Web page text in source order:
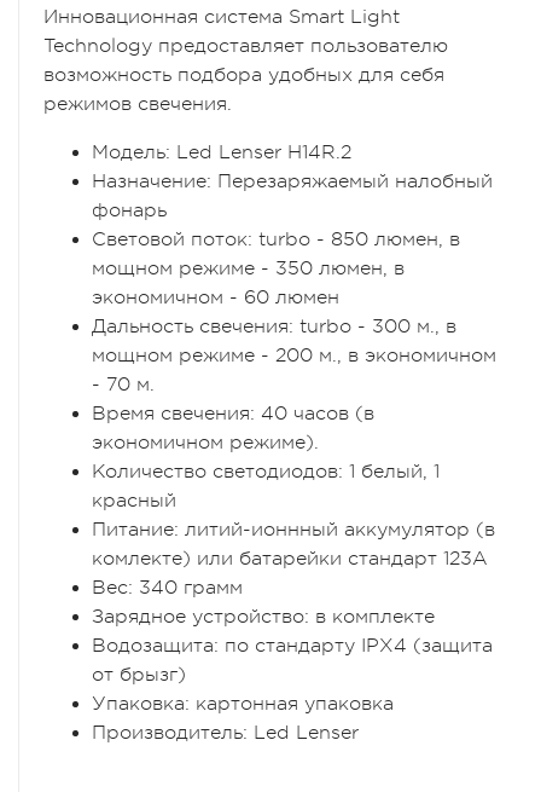
Инновационная система Smart Light
Technology предоставляет пользователю
возможность подбора удобных для себя
режимов свечения.
Модель: Led Lenser H14R.2
Назначение: Перезаряжаемый налобный
фонарь
Световой поток: turbo - 850 люмен, в
мощном режиме - 350 люмен, в
экономичном - 60 люмен
Дальность свечения: turbo - 300 м., в
мощном режиме - 200 м., в экономичном
- 70 м.
Время свечения: 40 часов (в
экономичном режиме).
Количество светодиодов: 1 белый, 1
красный
Питание: литий-ионнный аккумулятор (в
комлекте) или батарейки стандарт 123A
Вес: 340 грамм
Зарядное устройство: в комплекте
Водозащита: по стандарту IPX4 (защита
от брызг)
Упаковка: картонная упаковка
Производитель: Led Lenser